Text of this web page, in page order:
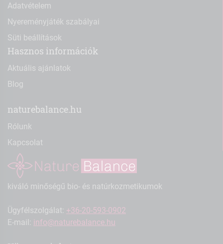
Adatvételem
Nyereményjáték szabályai
Süti beállítások
Hasznos információk
Aktuális ajánlatok
Blog
naturebalance.hu
Rólunk
Kapcsolat
kiváló minőségű bio- és natúrkozmetikumok
Ügyfélszolgálat: +36-20-593-0902
E-mail: info@naturebalance.hu